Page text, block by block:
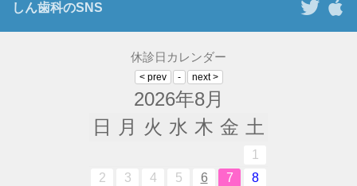
しん歯科のSNS
休診日カレンダー
2026年8月
日
月 火 水 木 金 土
1
2
3 4 5 6 7
8